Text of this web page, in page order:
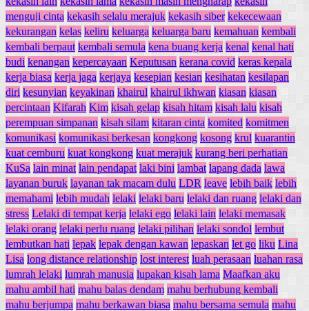
menguji cinta kekasih selalu merajuk kekasih siber kekecewaan
kekurangan kelas keliru keluarga keluarga baru kemahuan kembali
kembali berpaut kembali semula kena buang kerja kenal kenal hati
budi kenangan kepercayaan Keputusan kerana covid keras kepala
kerja biasa kerja jaga kerjaya kesepian kesian kesihatan kesilapan
diri kesunyian keyakinan khairul khairul ikhwan kiasan kiasan
percintaan Kifarah Kim kisah gelap kisah hitam kisah lalu kisah
perempuan simpanan kisah silam kitaran cinta komited komitmen
komunikasi komunikasi berkesan kongkong kosong krul kuarantin
kuat cemburu kuat kongkong kuat merajuk kurang beri perhatian
KuSa lain minat lain pendapat laki bini lambat lapang dada lawa
layanan buruk layanan tak macam dulu LDR leave lebih baik lebih
memahami lebih mudah lelaki lelaki baru lelaki dan ruang lelaki dan
stress Lelaki di tempat kerja lelaki ego lelaki lain lelaki memasak
lelaki orang lelaki perlu ruang lelaki pilihan lelaki sondol lembut
lembutkan hati lepak lepak dengan kawan lepaskan let go liku Lina
Lisa long distance relationship lost interest luah perasaan luahan rasa
lumrah lelaki lumrah manusia lupakan kisah lama Maafkan aku
mahu ambil hati mahu balas dendam mahu berhubung kembali
mahu berjumpa mahu berkawan biasa mahu bersama semula mahu